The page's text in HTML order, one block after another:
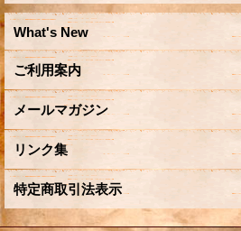
What's New
ご利用案内
メールマガジン
リンク集
特定商取引法表示